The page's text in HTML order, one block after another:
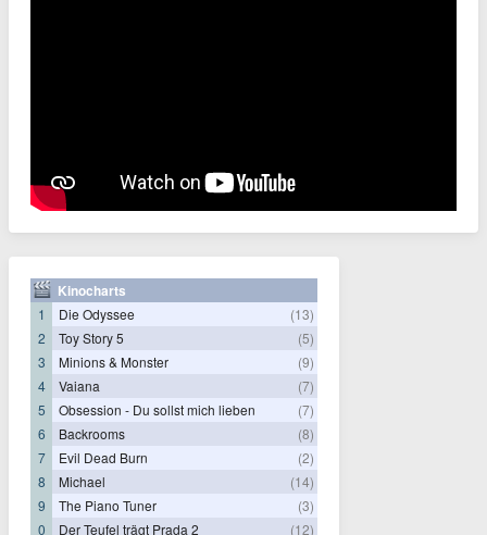
Kinocharts
1 Die Odyssee
(13)
2
Toy Story 5
(5)
3
Minions & Monster
(9)
4
Vaiana
(7)
5
Obsession - Du sollst mich lieben
(7)
6
Backrooms
(8)
7
Evil Dead Burn
(2)
8
Michael
(14)
9
The Piano Tuner
(3)
0
Der Teufel trägt Prada 2 (12)